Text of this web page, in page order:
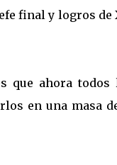
final y logros de
ahora todos
en una masa